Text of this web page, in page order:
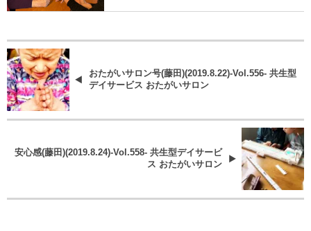
おたがいサロン号(藤田)(2019.8.22)-Vol.556- 共生型
デイサービス おたがいサロン
安心感(藤田)(2019.8.24)-Vol.558- 共生型デイサービ
ス おたがいサロン